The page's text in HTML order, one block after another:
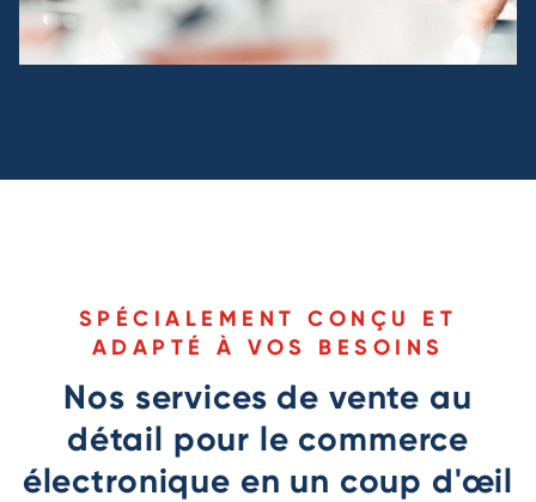
SPÉCIALEMENT CONÇU ET
ADAPTÉ À VOS BESOINS
Nos services de vente au
détail pour le commerce
électronique en un coup d'œil